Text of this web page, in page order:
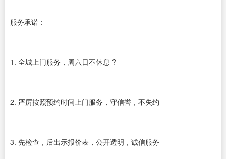
服务承诺：
1. 全城上门服务，周六日不休息 ?
2. 严厉按照预约时间上门服务，守信誉，不失约
3. 先检查，后出示报价表，公开透明，诚信服务